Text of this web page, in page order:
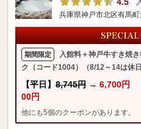
兵庫県神戸市北区有馬
期間限定
入館料＋神戸牛すき焼
ク（コード1004）（8/12～14は休日
【平日】 8,745円 → 6,700円
00円
他にも5個のクーポンがあります。